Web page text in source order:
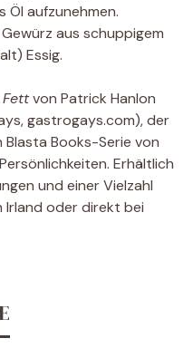
Öl aufzunehmen.
aus schuppigem
Essig.
von Patrick Hanlon
gastrogays.com), der
Books-Serie von
Erhältlich
und einer Vielzahl
Irland oder direkt bei